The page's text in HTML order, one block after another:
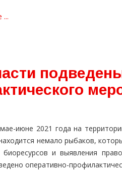
...
июне 2021 года на
немало рыбаков,
и выявления
оперативно-